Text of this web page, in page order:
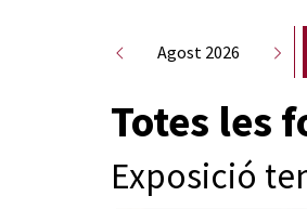
Agost 2026
Totes les
Exposició